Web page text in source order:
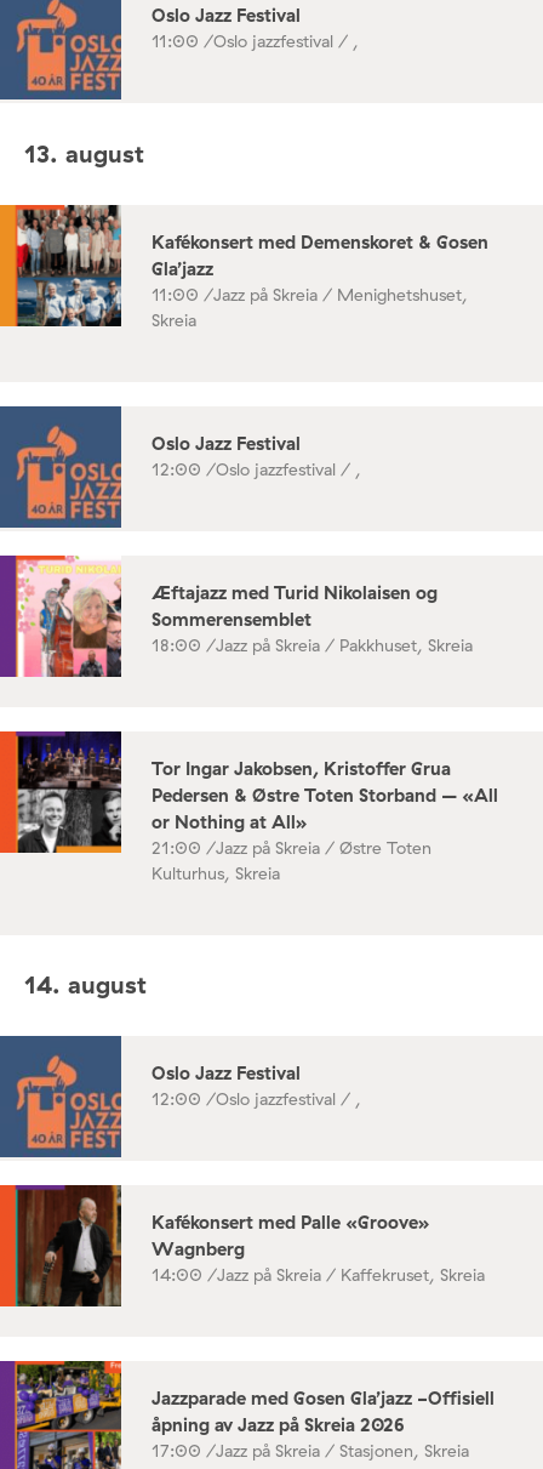
Oslo Jazz Festival
11:00 /Oslo jazzfestival / ,
13. august
Kafékonsert med Demenskoret & Gosen
Gla’jazz
11:00 /Jazz på Skreia / Menighetshuset,
Skreia
Oslo Jazz Festival
12:00 /Oslo jazzfestival / ,
Æftajazz med Turid Nikolaisen og
Sommerensemblet
18:00 /Jazz på Skreia / Pakkhuset, Skreia
Tor Ingar Jakobsen, Kristoffer Grua
Pedersen & Østre Toten Storband – «All
or Nothing at All»
21:00 /Jazz på Skreia / Østre Toten
Kulturhus, Skreia
14. august
Oslo Jazz Festival
12:00 /Oslo jazzfestival / ,
Kafékonsert med Palle «Groove»
Wagnberg
14:00 /Jazz på Skreia / Kaffekruset, Skreia
Jazzparade med Gosen Gla’jazz -Offisiell
åpning av Jazz på Skreia 2026
17:00 /Jazz på Skreia / Stasjonen, Skreia